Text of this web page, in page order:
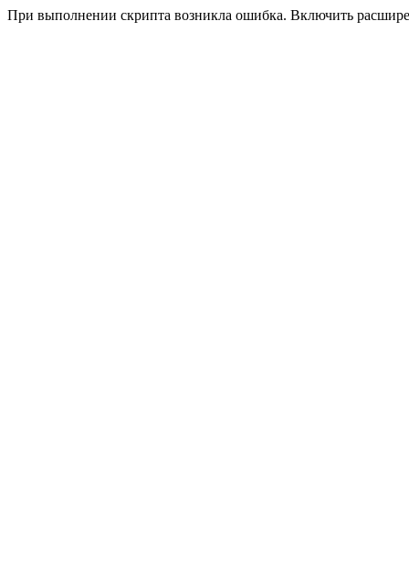
При выполнении скрипта возникла ошибка. Включить